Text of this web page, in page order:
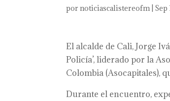
pornoticiascalistereofm| Sep
El alcalde de Cali, Jorge
Policía’, liderado por la
Colombia (Asocapitales),
Durante el encuentro,